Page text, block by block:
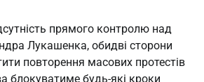
прямого контролю над
Лукашенка, обидві сторони
повторення масових протестів
блокуватиме будь-які кроки